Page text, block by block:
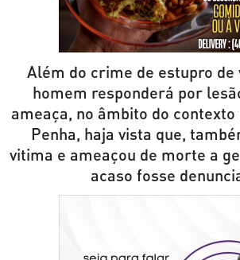
Além do crime de estupro de
homem responderá por
ameaça, no âmbito do
Penha, haja vista que,
vitima e ameaçou de morte a
acaso fosse